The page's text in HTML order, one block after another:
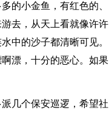
的小金鱼，有红色的、
去，从天上看就像许许
中的沙子都清晰可见。
漂，十分的恶心。如果
几个保安巡逻，希望社